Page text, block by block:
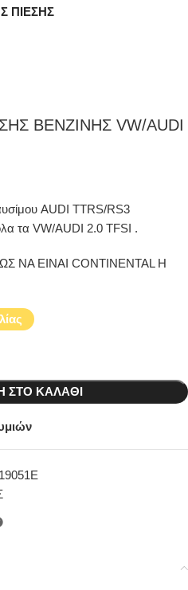
ΠΙΕΣΗΣ
ΒΕΝΖΙΝΗΣ VW/AUDI
AUDI TTRS/RS3
τα VW/AUDI 2.0 TFSI .
ΕΙΝΑΙ CONTINENTAL H
ΣΤΟ ΚΑΛΆΘΙ